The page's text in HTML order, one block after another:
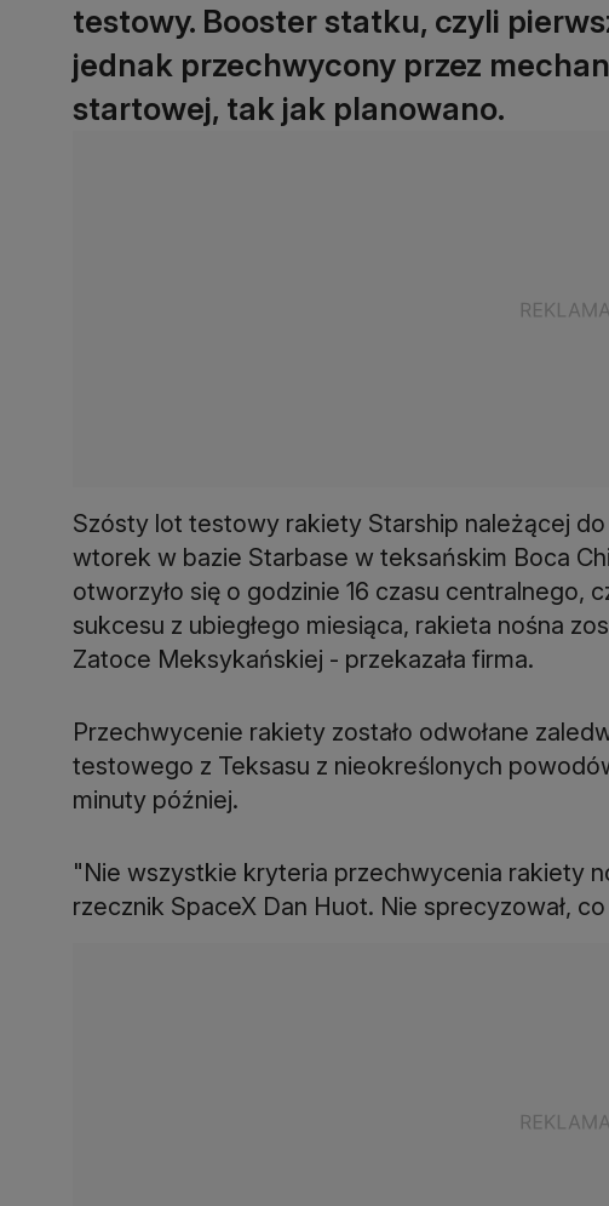
testowy. Booster statku, czyli
jednak przechwycony przez
startowej, tak jak planowano.
Szósty lot testowy rakiety Starship należącej
wtorek w bazie Starbase w teksańskim Boca
otworzyło się o godzinie 16 czasu centralnego,
sukcesu z ubiegłego miesiąca, rakieta nośna
Zatoce Meksykańskiej - przekazała firma.
Przechwycenie rakiety zostało odwołane
testowego z Teksasu z nieokreślonych
minuty później.
"Nie wszystkie kryteria przechwycenia rakiety
rzecznik SpaceX Dan Huot. Nie sprecyzował,